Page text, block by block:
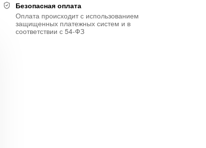
Безопасная оплата
Оплата происходит с использованием
защищенных платежных систем и в
соответствии с 54-ФЗ